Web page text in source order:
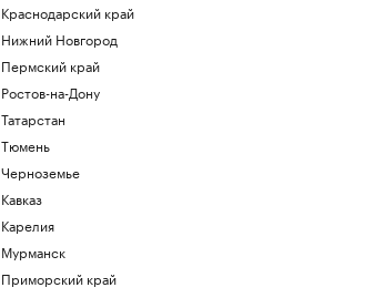
Краснодарский край
Нижний Новгород
Пермский край
Ростов-на-Дону
Татарстан
Тюмень
Черноземье
Кавказ
Карелия
Мурманск
Приморский край